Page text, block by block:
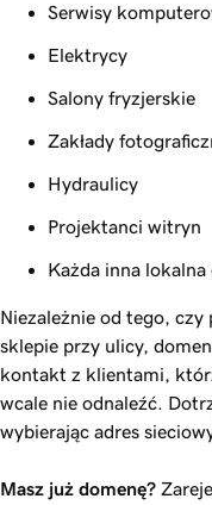
Serwisy
Elektrycy
Salony fryzjerskie
Zakłady
Hydraulicy
Projektanci witryn
Każda inna lokalna
Niezależnie od tego,
sklepie przy ulicy,
kontakt z klientami,
wcale nie odnaleźć.
wybierając adres
Masz już domenę?